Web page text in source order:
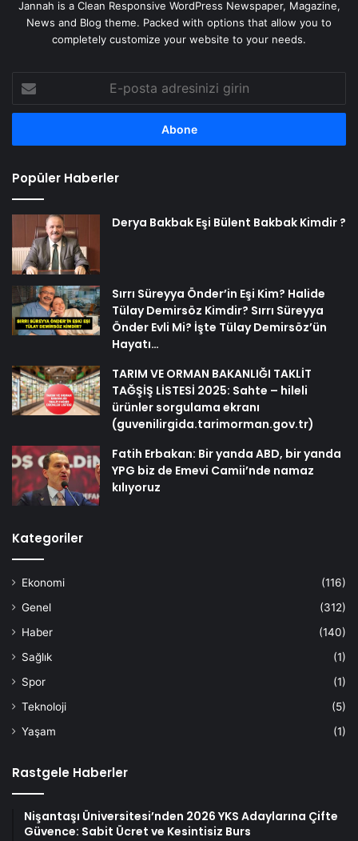
Jannah is a Clean Responsive WordPress Newspaper, Magazine,
News and Blog theme. Packed with options that allow you to
completely customize your website to your needs.
posta
adresinizi
Popüler Haberler
Derya Bakbak Eşi Bülent Bakbak Kimdir ?
Sırrı Süreyya Önder’in Eşi Kim? Halide
Tülay Demirsöz Kimdir? Sırrı Süreyya
Önder Evli Mi? İşte Tülay Demirsöz’ün
Hayatı…
TARIM VE ORMAN BAKANLIĞI TAKLİT
TAĞŞİŞ LİSTESİ 2025: Sahte – hileli
ürünler sorgulama ekranı
(guvenilirgida.tarimorman.gov.tr)
Fatih Erbakan: Bir yanda ABD, bir yanda
YPG biz de Emevi Camii’nde namaz
kılıyoruz
Kategoriler
Ekonomi
(116)
Genel
(312)
Haber
(140)
Sağlık
(1)
Spor
(1)
Teknoloji
(5)
Yaşam
(1)
Rastgele Haberler
Nişantaşı Üniversitesi’nden 2026 YKS Adaylarına Çifte
Güvence: Sabit Ücret ve Kesintisiz Burs